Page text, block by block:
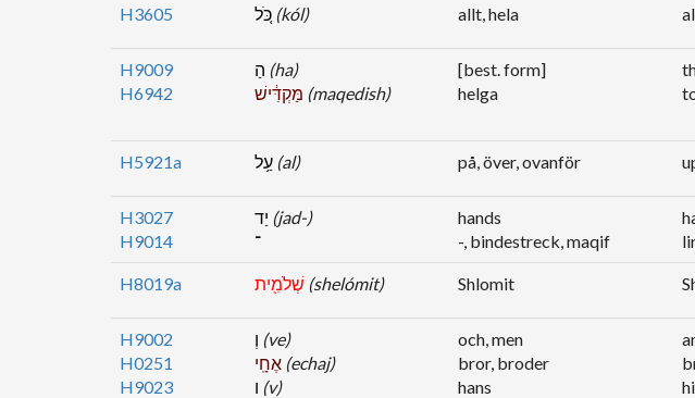
H3605 (kól) allt, hela
H9009
H6942
(ha)
(maqedish)
[best. form]
helga
H5921a (al) på, över, ovanför
H3027
H9014
(jad-)
־
hands
-, bindestreck, maqif
H8019a (shelómit) Shlomit
H9002
H0251
H9023
(ve)
(echaj)
(v)
och, men
bror, broder
hans